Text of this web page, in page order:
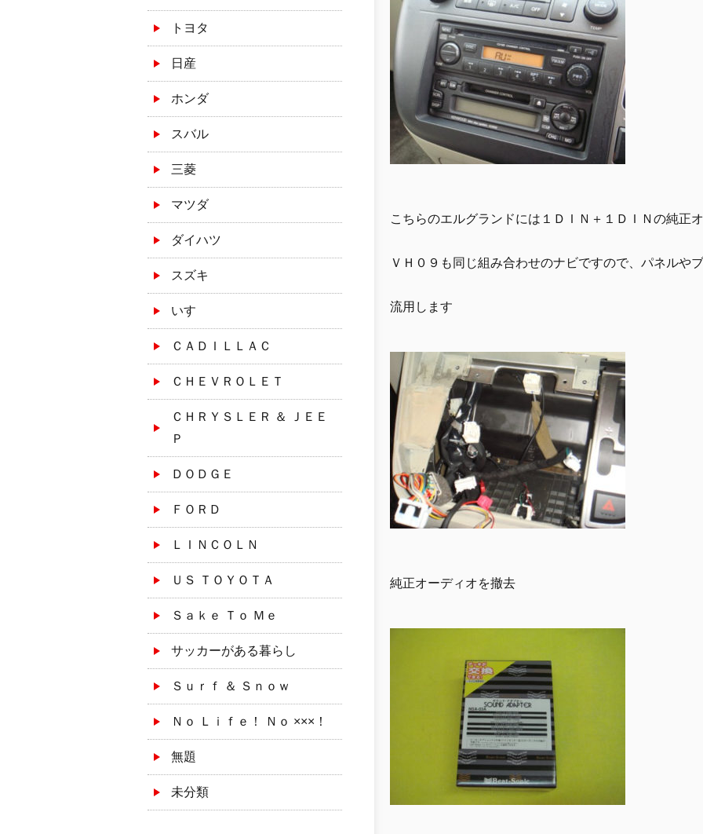
トヨタ
日産
ホンダ
スバル
三菱
マツダ
ダイハツ
スズキ
いすゞ
ＣＡＤＩＬＬＡＣ
ＣＨＥＶＲＯＬＥＴ
ＣＨＲＹＳＬＥＲ ＆ ＪＥＥ
Ｐ
ＤＯＤＧＥ
ＦＯＲＤ
ＬＩＮＣＯＬＮ
ＵＳ ＴＯＹＯＴＡ
Ｓａｋｅ Ｔｏ Ｍｅ
サッカーがある暮らし
Ｓｕｒｆ ＆ Ｓｎｏｗ
Ｎｏ Ｌｉｆｅ！ Ｎｏ ×××！
無題
未分類
こちらのエルグランドには１ＤＩＮ＋１ＤＩＮの純正
ＶＨ０９も同じ組み合わせのナビですので、パネルや
流用します
純正オーディオを撤去